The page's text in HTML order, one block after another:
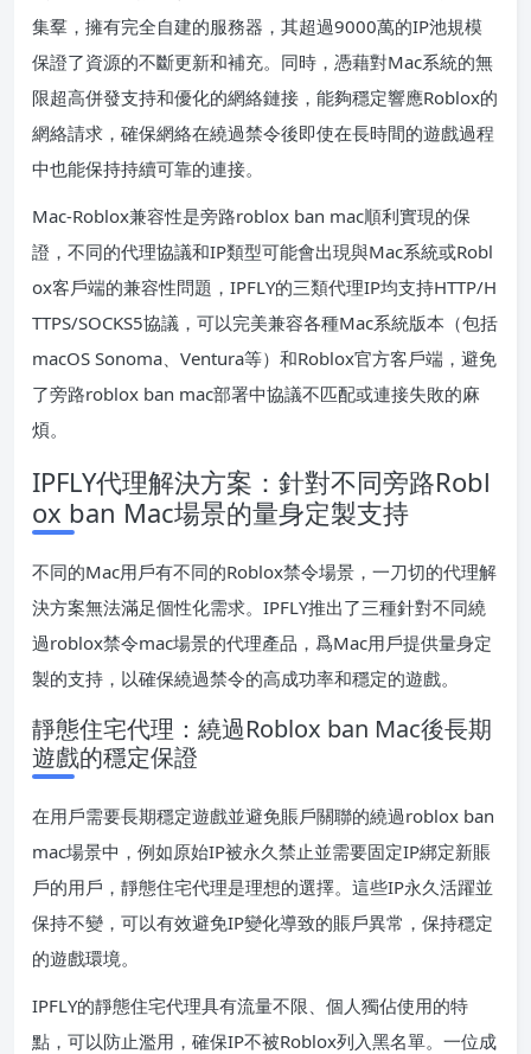
集羣，擁有完全自建的服務器，其超過9000萬的IP池規模
保證了資源的不斷更新和補充。同時，憑藉對Mac系統的無
限超高併發支持和優化的網絡鏈接，能夠穩定響應Roblox的
網絡請求，確保網絡在繞過禁令後即使在長時間的遊戲過程
中也能保持持續可靠的連接。
Mac-Roblox兼容性是旁路roblox ban mac順利實現的保
證，不同的代理協議和IP類型可能會出現與Mac系統或Robl
ox客戶端的兼容性問題，IPFLY的三類代理IP均支持HTTP/H
TTPS/SOCKS5協議，可以完美兼容各種Mac系統版本（包括
macOS Sonoma、Ventura等）和Roblox官方客戶端，避免
了旁路roblox ban mac部署中協議不匹配或連接失敗的麻
煩。
IPFLY代理解決方案：針對不同旁路Robl
ox ban Mac場景的量身定製支持
不同的Mac用戶有不同的Roblox禁令場景，一刀切的代理解
決方案無法滿足個性化需求。IPFLY推出了三種針對不同繞
過roblox禁令mac場景的代理產品，爲Mac用戶提供量身定
製的支持，以確保繞過禁令的高成功率和穩定的遊戲。
靜態住宅代理：繞過Roblox ban Mac後長期
遊戲的穩定保證
在用戶需要長期穩定遊戲並避免賬戶關聯的繞過roblox ban
mac場景中，例如原始IP被永久禁止並需要固定IP綁定新賬
戶的用戶，靜態住宅代理是理想的選擇。這些IP永久活躍並
保持不變，可以有效避免IP變化導致的賬戶異常，保持穩定
的遊戲環境。
IPFLY的靜態住宅代理具有流量不限、個人獨佔使用的特
點，可以防止濫用，確保IP不被Roblox列入黑名單。一位成